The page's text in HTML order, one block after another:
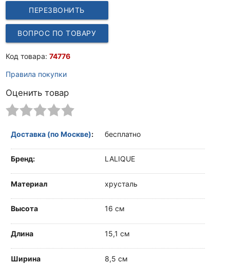
КЛИК
ПЕРЕЗВОНИТЬ
ВОПРОС ПО ТОВАРУ
Код товара: 74776
Правила покупки
Оценить товар
Доставка (по Москве): бесплатно
Бренд: LALIQUE
Материал хрусталь
Высота 16 см
Длина 15,1 см
Ширина 8,5 см